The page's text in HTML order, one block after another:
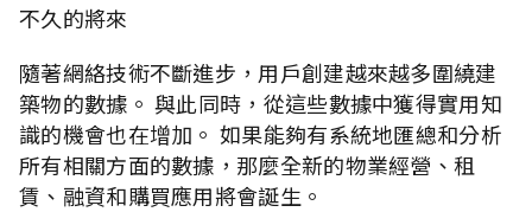
不久的將來
隨著網絡技術不斷進步，用戶創建越來越多圍繞建
築物的數據。 與此同時，從這些數據中獲得實用知
識的機會也在增加。 如果能夠有系統地匯總和分析
所有相關方面的數據，那麼全新的物業經營、租
賃、融資和購買應用將會誕生。